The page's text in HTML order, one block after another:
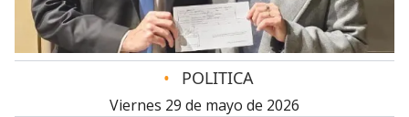
• POLITICA
viernes 29 de mayo de 2026